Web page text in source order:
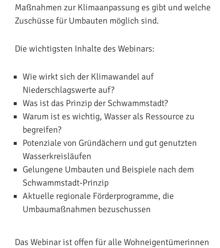
Maßnahmen zur Klimaanpassung es gibt und welche
Zuschüsse für Umbauten möglich sind.
Die wichtigsten Inhalte des Webinars:
Wie wirkt sich der Klimawandel auf
Niederschlagswerte auf?
Was ist das Prinzip der Schwammstadt?
Warum ist es wichtig, Wasser als Ressource zu
begreifen?
Potenziale von Gründächern und gut genutzten
Wasserkreisläufen
Gelungene Umbauten und Beispiele nach dem
Schwammstadt-Prinzip
Aktuelle regionale Förderprogramme, die
Umbaumaßnahmen bezuschussen
Das Webinar ist offen für alle Wohneigentümerinnen